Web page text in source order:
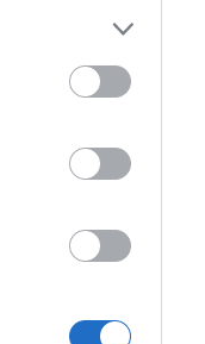
αγώνων στο